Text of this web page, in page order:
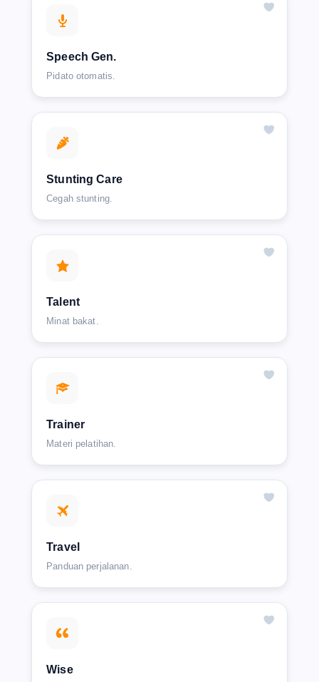
Speech Gen.
Pidato otomatis.
Stunting Care
Cegah stunting.
Talent
Minat bakat.
Trainer
Materi pelatihan.
Travel
Panduan perjalanan.
Wise